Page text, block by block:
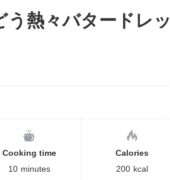
う熱々バタードレッ
Cooking time
10 minutes
Calories
200 kcal